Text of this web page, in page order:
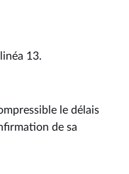
13.
le délais
de sa